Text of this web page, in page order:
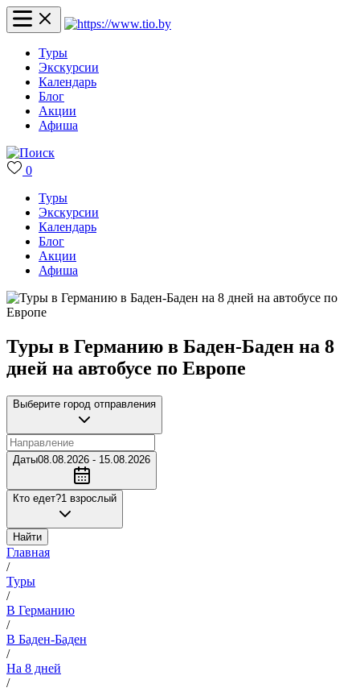
Туры
Экскурсии
Календарь
Блог
Акции
Афиша
0
Туры
Экскурсии
Календарь
Блог
Акции
Афиша
Туры в Германию в Баден-Баден на 8
дней на автобусе по Европе
Выберите город отправления
Даты08.08.2026 - 15.08.2026
Кто едет?1 взрослый
Найти
Главная
/
Туры
/
В Германию
/
В Баден-Баден
/
На 8 дней
/